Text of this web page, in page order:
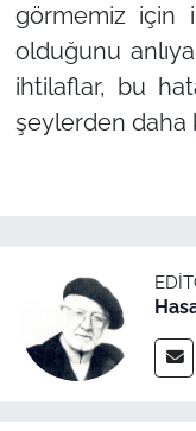
görmemiz için
olduğunu
ihtilaflar, bu
şeylerden daha